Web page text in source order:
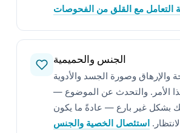
الجنس والحميمية
والإرهاق وصورة الجسد والأدوية
الأمر. والتحدث عن الموضوع —
بشكل غير بارع — عادةً ما يكون
استئصال الخصية والجنس